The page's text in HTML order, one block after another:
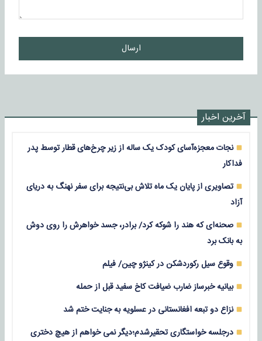
ارسال
آخرین اخبار
نجات معجزه‌آسای کودک یک ساله از زیر چرخ‌های قطار توسط پدر
فداکار
تصاویری از پایان یک ماه تلاش بی‌نتیجه برای سفر نهنگ به دریای
آزاد
صحنه‌ای که هند را شوکه کرد/ برادر، جسد خواهرش را روی دوش
به بانک برد
وقوع سیل رکوردشکن در کینژو چین/ فیلم
بیانیه خبرساز ضارب ضیافت کاخ سفید قبل از حمله
نزاع دو تبعه افغانستانی در عسلویه به جنایت ختم شد
درجلسه خواستگاری تحقیرشدم؛دیگر نمی خواهم از هیچ دختری